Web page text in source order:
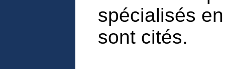
spécialisés
sont cités.